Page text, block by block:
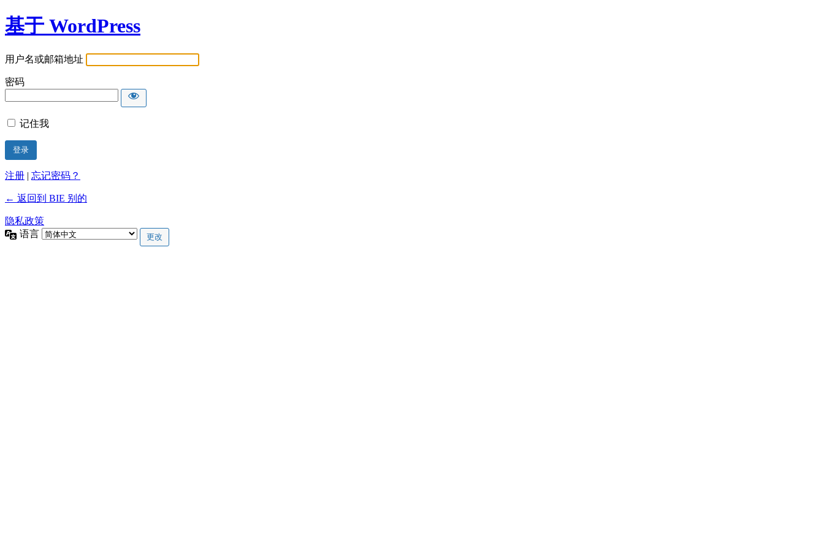
基于 WordPress
用户名或邮箱地址
密码
记住我
注册 | 忘记密码？
← 返回到 BIE 别的
隐私政策
语言